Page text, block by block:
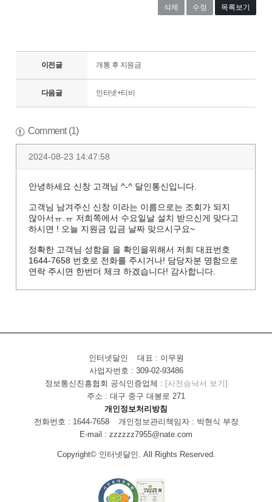
삭제 수정 목록보기
이전글 개통 후 지원금
다음글 인터넷+티비
Comment (1)
2024-08-23 14:47:58
안녕하세요 신창 고객님 ^-^ 달인통신입니다.
고객님 남겨주신 신창 이라는 이름으로는 조회가 되지
않아서ㅠ.ㅠ 저희쪽에서 수요일날 설치 받으신게 맞다고
하시면 ! 오늘 지원금 입금 날짜 맞으시구요~
정확한 고객님 성함을 을 확인을위해서 저희 대표번호
1644-7658 번호로 전화를 주시거나! 담당자분 명함으로
연락 주시면 한번더 체크 하겠습니다! 감사합니다.
인터넷달인
대표 : 이무원
사업자번호 : 309-02-93486
정보통신진흥협회 공식인증업체 : [사전승낙서 보기]
주소 : 대구 중구 대봉로 271
개인정보처리방침
전화번호 : 1644-7658
개인정보관리책임자 : 박현식 부장
E-mail : zzzzzz7955@nate.com
Copyright© 인터넷달인. All Rights Reserved.